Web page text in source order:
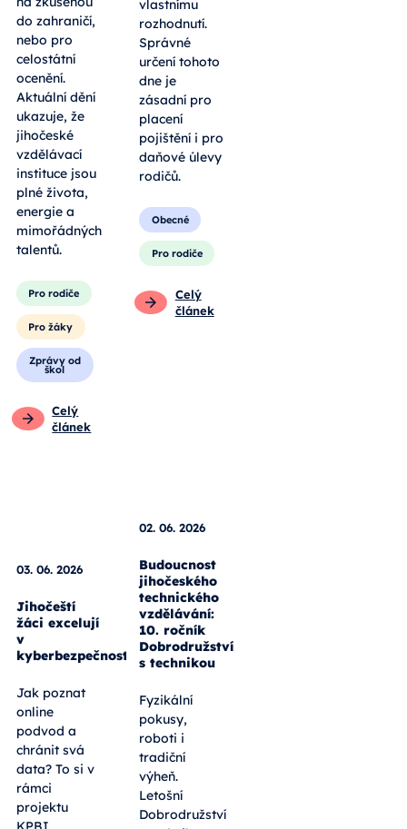
do zahraničí,
nebo pro
celostátní
ocenění.
Aktuální dění
ukazuje, že
jihočeské
vzdělávací
instituce jsou
plné života,
energie a
mimořádných
talentů.
Pro rodiče
Pro žáky
Zprávy od
škol
Celý
článek
vlastnímu
rozhodnutí.
Správné
určení tohoto
dne je
zásadní pro
placení
pojištění i pro
daňové úlevy
rodičů.
Obecné
Pro rodiče
Celý
článek
03. 06. 2026
Jihočeští
žáci excelují
v
kyberbezpečnosti
Jak poznat
online
podvod a
chránit svá
data? To si v
rámci
projektu
02. 06. 2026
Budoucnost
technického
vzdělávání:
10. ročník
Dobrodružství
s technikou
Fyzikální
pokusy,